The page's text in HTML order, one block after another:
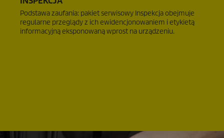
Podstawa zaufania: pakiet serwisowy Inspekcja obejmuje
regularne przeglądy z ich ewidencjonowaniem i etykietą
informacyjną eksponowaną wprost na urządzeniu.